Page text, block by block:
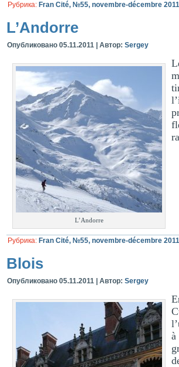
Рубрика: Fran Cité, №55, novembre-décembre 2011
L’Andorre
Опубликовано 05.11.2011 Автор: Sergey
L’Andorre
Рубрика: Fran Cité, №55, novembre-décembre 2011
Blois
Опубликовано 05.11.2011 Автор: Sergey
à